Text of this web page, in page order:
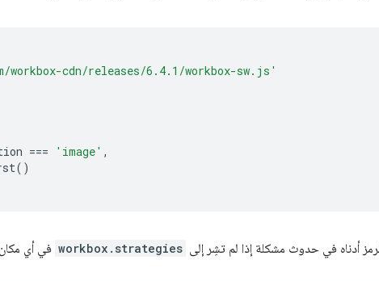
cdn/releases/6.4.1/workbox-sw.js'
=== 'image' ,
()
أدناه في حدوث مشكلة إذا لم تشِر إلى workbox.strategies في أي